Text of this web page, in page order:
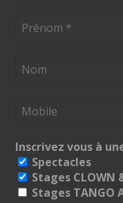
Inscrivez vous à
Spectacles
Stages CLOWN
Stages TANGO